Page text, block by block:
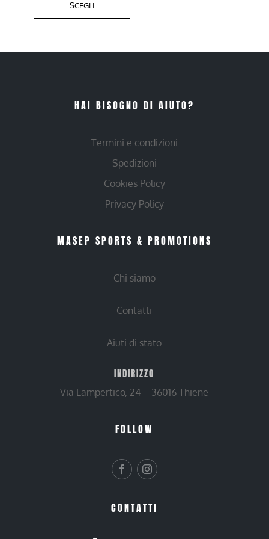
SCEGLI
HAI BISOGNO DI AIUTO?
Termini e condizioni
Spedizioni
Cookies Policy
Privacy Policy
MASEP SPORTS & PROMOTIONS
Chi siamo
Contatti
Aiuti di stato
INDIRIZZO
Via Lampertico, 24 – 36016 Thiene
FOLLOW
CONTATTI